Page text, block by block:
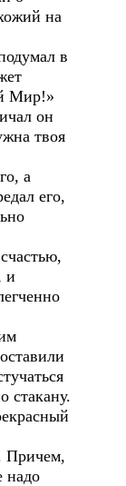
на
в
Мир!»
он
твоя
а
его,
и
стакану.
надо